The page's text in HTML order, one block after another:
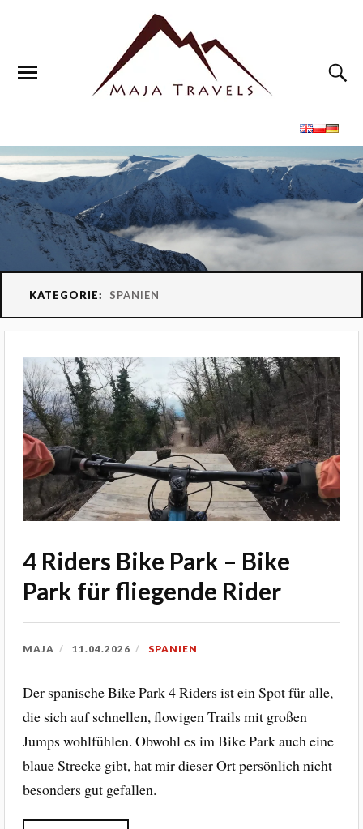
KATEGORIE: SPANIEN
4 Riders Bike Park – Bike
Park für fliegende Rider
MAJA 11.04.2026 SPANIEN
Der spanische Bike Park 4 Riders ist ein Spot für alle,
die sich auf schnellen, flowigen Trails mit großen
Jumps wohlfühlen. Obwohl es im Bike Park auch eine
blaue Strecke gibt, hat mir dieser Ort persönlich nicht
besonders gut gefallen.